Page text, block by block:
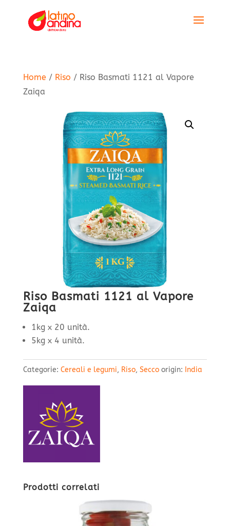
Home / Riso / Riso Basmati 1121 al Vapore
Zaiqa
Riso Basmati 1121 al Vapore
Zaiqa
1kg x 20 unità.
5kg x 4 unità.
Categorie: Cereali e legumi, Riso, Secco origin: India
Prodotti correlati